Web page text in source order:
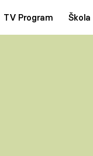
TV Program